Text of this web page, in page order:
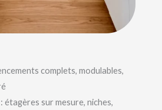
complets, modulables,
étagères sur mesure, niches,